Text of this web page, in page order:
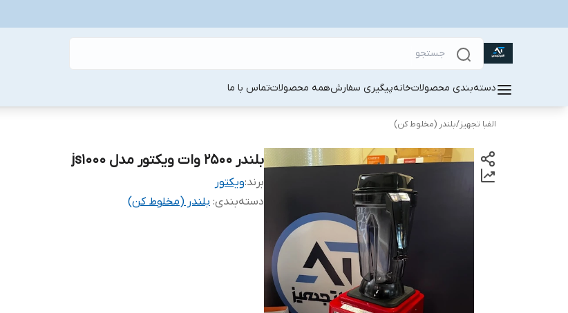
دسته‌بندی محصولاتخانهپیگیری سفارشهمه محصولاتتماس با ما
الفبا تجهیز/بلندر (مخلوط کن)
بلندر ۲۵۰۰ وات ویکتور مدل js1000
برند:ویکتور
دسته‌بندی: بلندر (مخلوط کن)